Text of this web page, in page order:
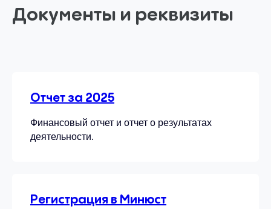
Документы и реквизиты
Отчет за 2025
Финансовый отчет и отчет о результатах
деятельности.
Регистрация в Минюст